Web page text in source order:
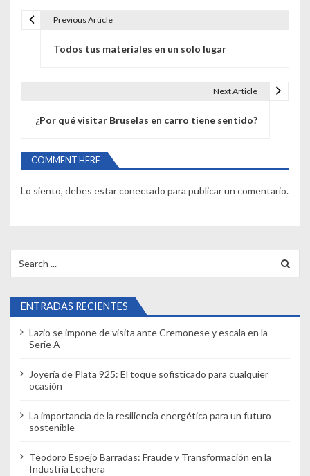
a
n
d
e
e
t
d
Previous Article
Todos tus materiales en un solo lugar
Next Article
¿Por qué visitar Bruselas en carro tiene sentido?
COMMENT HERE
Lo siento, debes estarconectado para publicar un comentario.
for:
ENTRADAS RECIENTES
Lazio se impone de visita ante Cremonese y escala en la
Serie A
Joyería de Plata 925: El toque sofisticado para cualquier
ocasión
La importancia de la resiliencia energética para un futuro
sostenible
Teodoro Espejo Barradas: Fraude y Transformación en la
Industria Lechera